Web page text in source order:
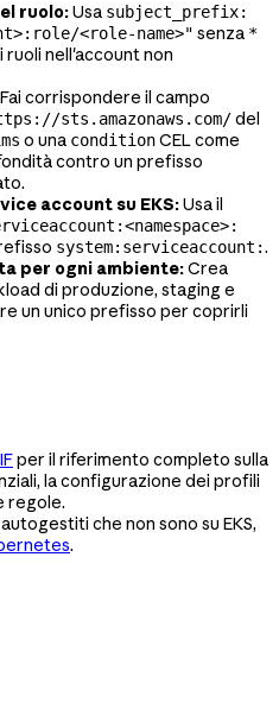
ruolo:Usa subject_prefix:
<role-name>" senza *
ruoli nell'account non
Fai corrispondere il campo
sts.amazonaws.com/del
o una conditionCEL come
contro un prefisso
account su EKS:Usa il
system:serviceaccount:.
per ogni ambiente:Crea
di produzione, staging e
un unico prefisso per coprirli
per il riferimento completo sulla
la configurazione dei profili
regole.
che non sono su EKS,
.